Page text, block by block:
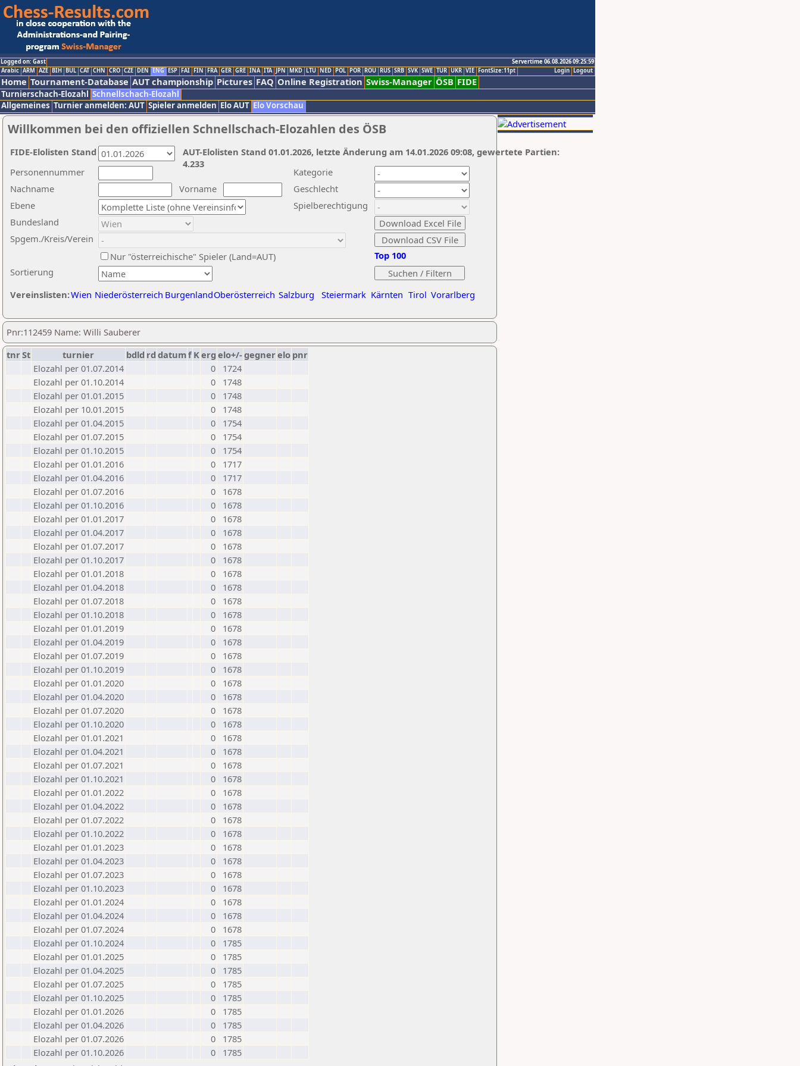
Logged on: Gast
Servertime 06.08.2026 09:25:59
Logout
Login
Arabic ARM AZE BIH BUL CAT CHN CRO CZE DEN ENG ESP FAI FIN FRA GER GRE INA ITA JPN MKD LTU NED POL POR ROU RUS SRB SVK SWE TUR UKR VIE FontSize:11pt
Home Tournament-Database AUT championship Pictures FAQ Online Registration Swiss-Manager ÖSB FIDE
Turnierschach-Elozahl Schnellschach-Elozahl
Allgemeines Turnier anmelden: AUT Spieler anmelden Elo AUT Elo Vorschau
Willkommen bei den offiziellen Schnellschach-Elozahlen des ÖSB
Nachname
Vorname
Ebene
Kategorie
Sortierung
Personennummer
Bundesland
Spgem./Kreis/Verein
Geschlecht
Nur "österreichische" Spieler (Land=AUT)
Spielberechtigung
Vereinslisten:Wien Niederösterreich BurgenlandOberösterreich Salzburg Steiermark Kärnten Tirol Vorarlberg
Top 100
AUT-Elolisten Stand 01.01.2026, letzte Änderung am 14.01.2026 09:08, gewertete Partien:
4.233
FIDE-Elolisten Stand
Pnr:112459 Name: Willi Sauberer
tnrSt turnier bdld rd datumf Kerg elo+/-gegnerelo pnr
Elozahl per 01.07.2014
0
1724
Elozahl per 01.10.2014
0
1748
Elozahl per 01.01.2015
0
1748
Elozahl per 10.01.2015
0
1748
Elozahl per 01.04.2015
0
1754
Elozahl per 01.07.2015
0
1754
Elozahl per 01.10.2015
0
1754
Elozahl per 01.01.2016
0
1717
Elozahl per 01.04.2016
0
1717
Elozahl per 01.07.2016
0
1678
Elozahl per 01.10.2016
0
1678
Elozahl per 01.01.2017
0
1678
Elozahl per 01.04.2017
0
1678
Elozahl per 01.07.2017
0
1678
Elozahl per 01.10.2017
0
1678
Elozahl per 01.01.2018
0
1678
Elozahl per 01.04.2018
0
1678
Elozahl per 01.07.2018
0
1678
Elozahl per 01.10.2018
0
1678
Elozahl per 01.01.2019
0
1678
Elozahl per 01.04.2019
0
1678
Elozahl per 01.07.2019
0
1678
Elozahl per 01.10.2019
0
1678
Elozahl per 01.01.2020
0
1678
Elozahl per 01.04.2020
0
1678
Elozahl per 01.07.2020
0
1678
Elozahl per 01.10.2020
0
1678
Elozahl per 01.01.2021
0
1678
Elozahl per 01.04.2021
0
1678
Elozahl per 01.07.2021
0
1678
Elozahl per 01.10.2021
0
1678
Elozahl per 01.01.2022
0
1678
Elozahl per 01.04.2022
0
1678
Elozahl per 01.07.2022
0
1678
Elozahl per 01.10.2022
0
1678
Elozahl per 01.01.2023
0
1678
Elozahl per 01.04.2023
0
1678
Elozahl per 01.07.2023
0
1678
Elozahl per 01.10.2023
0
1678
Elozahl per 01.01.2024
0
1678
Elozahl per 01.04.2024
0
1678
Elozahl per 01.07.2024
0
1678
Elozahl per 01.10.2024
0
1785
Elozahl per 01.01.2025
0
1785
Elozahl per 01.04.2025
0
1785
Elozahl per 01.07.2025
0
1785
Elozahl per 01.10.2025
0
1785
Elozahl per 01.01.2026
0
1785
Elozahl per 01.04.2026
0
1785
Elozahl per 01.07.2026
0
1785
Elozahl per 01.10.2026
0
1785